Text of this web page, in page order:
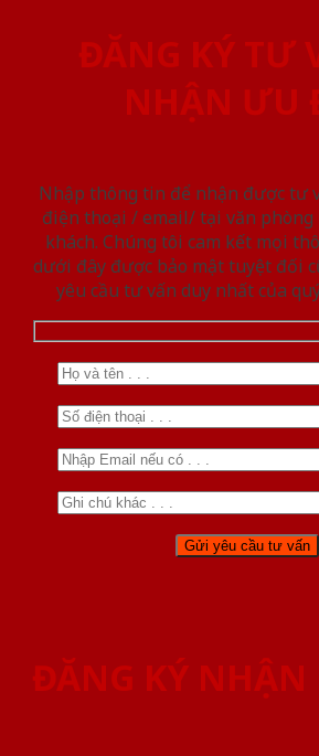
ĐĂNG KÝ TƯ
NHẬN ƯU
Nhập thông tin để nhận được tư
điện thoại / email/ tại văn phòng
khách. Chúng tôi cam kết mọi
dưới đây được bảo mật tuyệt đối
yêu cầu tư vấn duy nhất của
ĐĂNG KÝ NHẬN